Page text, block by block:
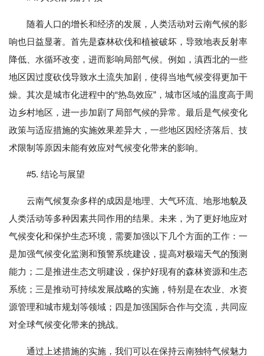
随着人口的增长和经济的发展，人类活动对云南气候的影
响也日益显著。首先是森林砍伐和植被破坏，导致地表反射率
降低、水循环改变，进而影响局部气候。例如，滇西北的一些
地区因过度砍伐导致水土流失加剧，使得当地气候变得更加干
燥。其次是城市化进程中的“热岛效应”，城市区域的温度高于周
边乡村地区，进一步加剧了局部气候的异常。最后是气候变化
政策与适应措施的实施效果差异大，一些地区因经济落后、技
术限制等原因未能有效应对气候变化带来的影响。
#5. 结论与展望
云南气候复杂多样的成因是地理、大气环流、地形地貌及
人类活动等多种因素共同作用的结果。未来，为了更好地应对
气候变化和保护生态环境，需要加强以下几个方面的工作：一
是加强气候变化监测和预警系统建设，提高对极端天气的预测
能力；二是推进生态文明建设，保护好现有的森林资源和生态
系统；三是推动可持续发展战略的实施，特别是在农业、水资
源管理和城市规划等领域；四是加强国际合作与交流，共同应
对全球气候变化带来的挑战。
通过上述措施的实施，我们可以在保持云南独特气候魅力